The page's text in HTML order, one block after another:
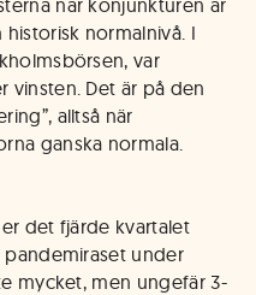
när konjunkturen är
normalnivå. I
var
vinsten. Det är på den
alltså när
ganska normala.
det fjärde kvartalet
under
mycket, men ungefär 3-